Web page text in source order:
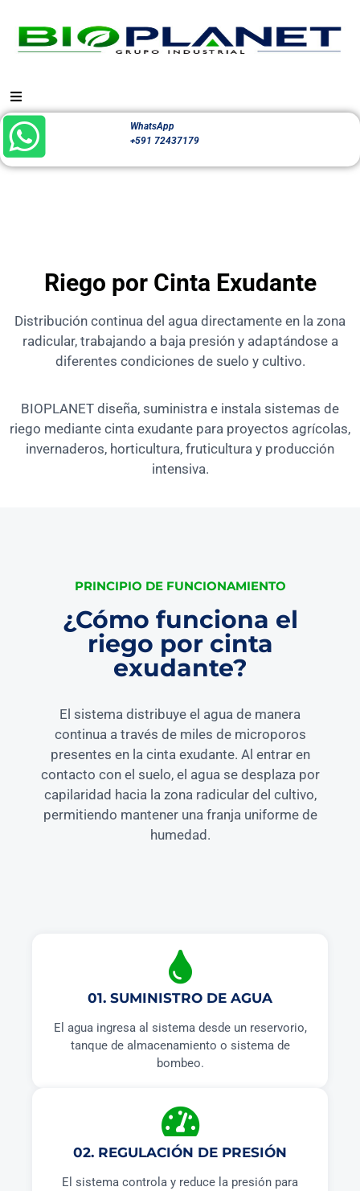
WhatsApp
+591 72437179
Riego por Cinta Exudante
Distribución continua del agua directamente en la zona
radicular, trabajando a baja presión y adaptándose a
diferentes condiciones de suelo y cultivo.
BIOPLANET diseña, suministra e instala sistemas de
riego mediante cinta exudante para proyectos agrícolas,
invernaderos, horticultura, fruticultura y producción
intensiva.
PRINCIPIO DE FUNCIONAMIENTO
¿Cómo funciona el
riego por cinta
exudante?
El sistema distribuye el agua de manera
continua a través de miles de microporos
presentes en la cinta exudante. Al entrar en
contacto con el suelo, el agua se desplaza por
capilaridad hacia la zona radicular del cultivo,
permitiendo mantener una franja uniforme de
humedad.
01. SUMINISTRO DE AGUA
El agua ingresa al sistema desde un reservorio,
tanque de almacenamiento o sistema de
bombeo.
02. REGULACIÓN DE PRESIÓN
El sistema controla y reduce la presión para